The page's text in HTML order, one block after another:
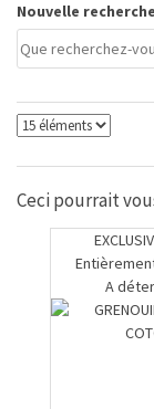
Nouvelle
Ceci pourrait
A